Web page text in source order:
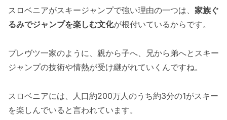
スロベニアがスキージャンプで強い理由の一つは、 家族ぐ
るみでジャンプを楽しむ文化が根付いているからです。
プレヴツ一家のように、親から子へ、兄から弟へとスキー
ジャンプの技術や情熱が受け継がれていくんですね。
スロベニアには、人口約200万人のうち約3分の1がスキー
を楽しんでいると言われています。